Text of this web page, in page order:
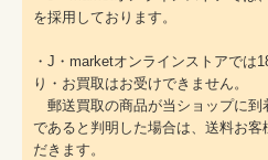
を採用しております。
・J・marketオンラインストアでは
り・お買取はお受けできません。
郵送買取の商品が当ショップに到
であると判明した場合は、送料お
だきます。